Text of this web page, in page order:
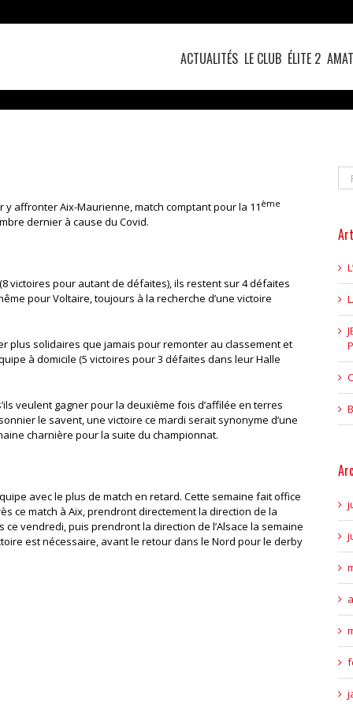
ACTUALITÉS LE CLUB ÉLITE 2
affronter Aix-Maurienne, match comptant pour la 11 ème
dernier à cause du Covid.
victoires pour autant de défaites), ils restent sur 4 défaites
pour Voltaire, toujours à la recherche d’une victoire
plus solidaires que jamais pour remonter au classement et
à domicile (5 victoires pour 3 défaites dans leur Halle
veulent gagner pour la deuxième fois d’affilée en terres
le savent, une victoire ce mardi serait synonyme d’une
charnière pour la suite du championnat.
avec le plus de match en retard. Cette semaine fait office
ce match à Aix, prendront directement la direction de la
vendredi, puis prendront la direction de l’Alsace la semaine
est nécessaire, avant le retour dans le Nord pour le derby